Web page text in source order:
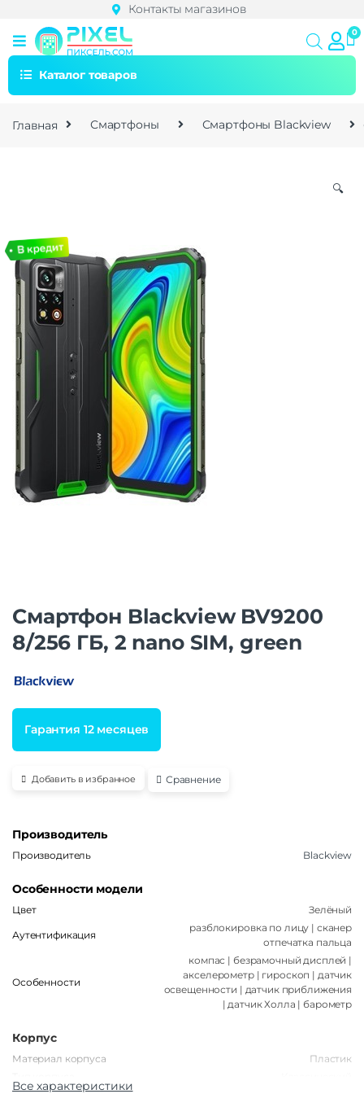
Контакты магазинов
Каталог товаров
Главная Смартфоны Смартфоны Blackview
🔍
Смартфон Blackview BV9200
8/256 ГБ, 2 nano SIM, green
Гарантия 12 месяцев
Добавить в избранное Сравнение
Производитель
Производитель Blackview
Особенности модели
Цвет Зелёный
Аутентификация
разблокировка по лицу | сканер
отпечатка пальца
Особенности
компас | безрамочный дисплей |
акселерометр | гироскоп | датчик
освещенности | датчик приближения
| датчик Холла | барометр
Корпус
Материал корпуса
Пластик
Все характеристики